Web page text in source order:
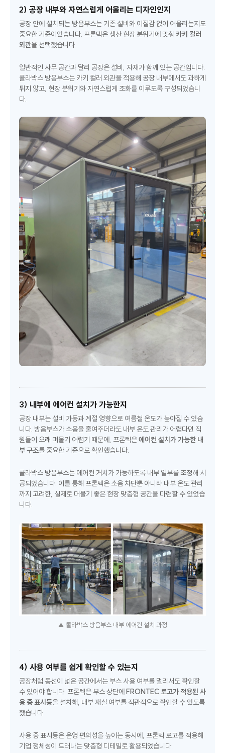
2) 공장 내부와 자연스럽게 어울리는 디자인인지
공장 안에 설치되는 방음부스는 기존 설비와 이질감 없이 어울리는지도
중요한 기준이었습니다. 프론텍은 생산 현장 분위기에 맞춰 카키 컬러
외관을 선택했습니다.
일반적인 사무 공간과 달리 공장은 설비, 자재가 함께 있는 공간입니다.
콜라박스 방음부스는 카키 컬러 외관을 적용해 공장 내부에서도 과하게
튀지 않고, 현장 분위기와 자연스럽게 조화를 이루도록 구성되었습니
다.
3) 내부에 에어컨 설치가 가능한지
공장 내부는 설비 가동과 계절 영향으로 여름철 온도가 높아질 수 있습
니다. 방음부스가 소음을 줄여주더라도 내부 온도 관리가 어렵다면 직
원들이 오래 머물기 어렵기 때문에, 프론텍은에어컨 설치가 가능한 내
부 구조를 중요한 기준으로 확인했습니다.
콜라박스 방음부스는 에어컨 거치가 가능하도록 내부 일부를 조정해 시
공되었습니다. 이를 통해 프론텍은 소음 차단뿐 아니라 내부 온도 관리
까지 고려한, 실제로 머물기 좋은 현장 맞춤형 공간을 마련할 수 있었습
니다.
▲ 콜라박스 방음부스 내부 에어컨 설치 과정
4) 사용 여부를 쉽게 확인할 수 있는지
공장처럼 동선이 넓은 공간에서는 부스 사용 여부를 멀리서도 확인할
수 있어야 합니다. 프론텍은 부스 상단에FRONTEC 로고가 적용된 사
용 중 표시등을 설치해, 내부 재실 여부를 직관적으로 확인할 수 있도록
했습니다.
사용 중 표시등은 운영 편의성을 높이는 동시에, 프론텍 로고를 적용해
기업 정체성이 드러나는 맞춤형 디테일로 활용되었습니다.